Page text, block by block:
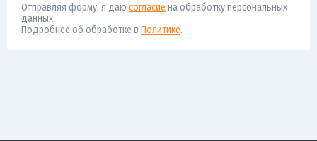
Отправляя форму, я даю согласие на обработку персональных
данных.
Подробнее об обработке в Политике.